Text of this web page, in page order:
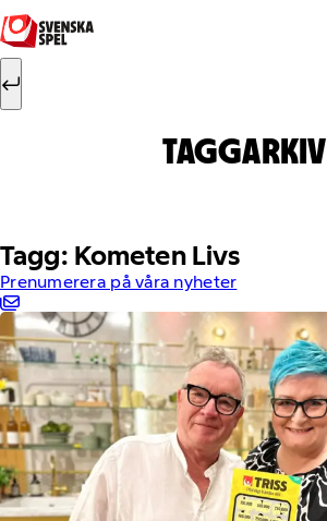
Hoppa till innehåll
Sök efter:
TAGGARKIV
Tagg: Kometen Livs
Prenumerera på våra nyheter